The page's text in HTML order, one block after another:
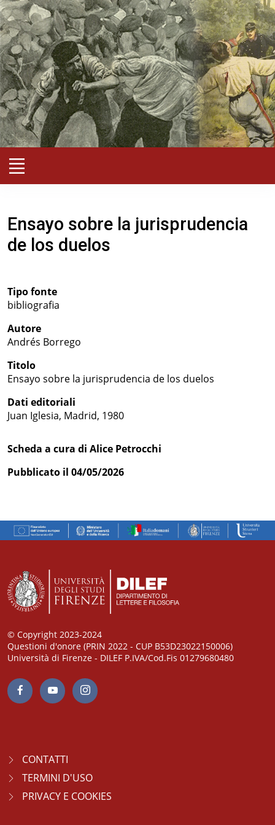
Ensayo sobre la jurisprudencia
de los duelos
Tipo fonte
bibliografia
Autore
Andrés Borrego
Titolo
Ensayo sobre la jurisprudencia de los duelos
Dati editoriali
Juan Iglesia, Madrid, 1980
Scheda a cura di Alice Petrocchi
Pubblicato il 04/05/2026
© Copyright 2023-2024
Questioni d'onore (PRIN 2022 - CUP B53D23022150006)
Università di Firenze - DILEF P.IVA/Cod.Fis 01279680480
CONTATTI
TERMINI D'USO
PRIVACY E COOKIES